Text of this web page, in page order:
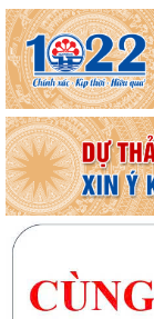
Xã Trần Phú: Ấm
họa da cam ở Việt
tiến độ triển khai